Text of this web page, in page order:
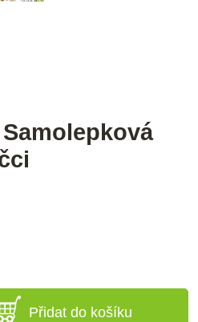
Přidat do košíku